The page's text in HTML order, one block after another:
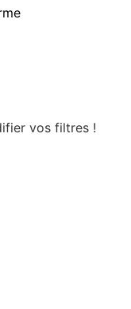
vos filtres !